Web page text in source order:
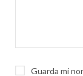
Guarda mi